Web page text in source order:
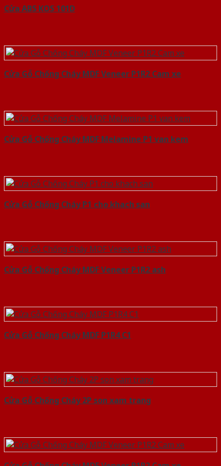
Cửa ABS KOS 101D
Cửa Gỗ Chống Cháy MDF Veneer P1R2 Cam xe
Cửa Gỗ Chống Cháy MDF Melamine P1 van kem
Cửa Gỗ Chống Cháy P1 cho khach san
Cửa Gỗ Chống Cháy MDF Veneer P1R2 ash
Cửa Gỗ Chống Cháy MDF P1R4 C1
Cửa Gỗ Chống Cháy 2P son xam trang